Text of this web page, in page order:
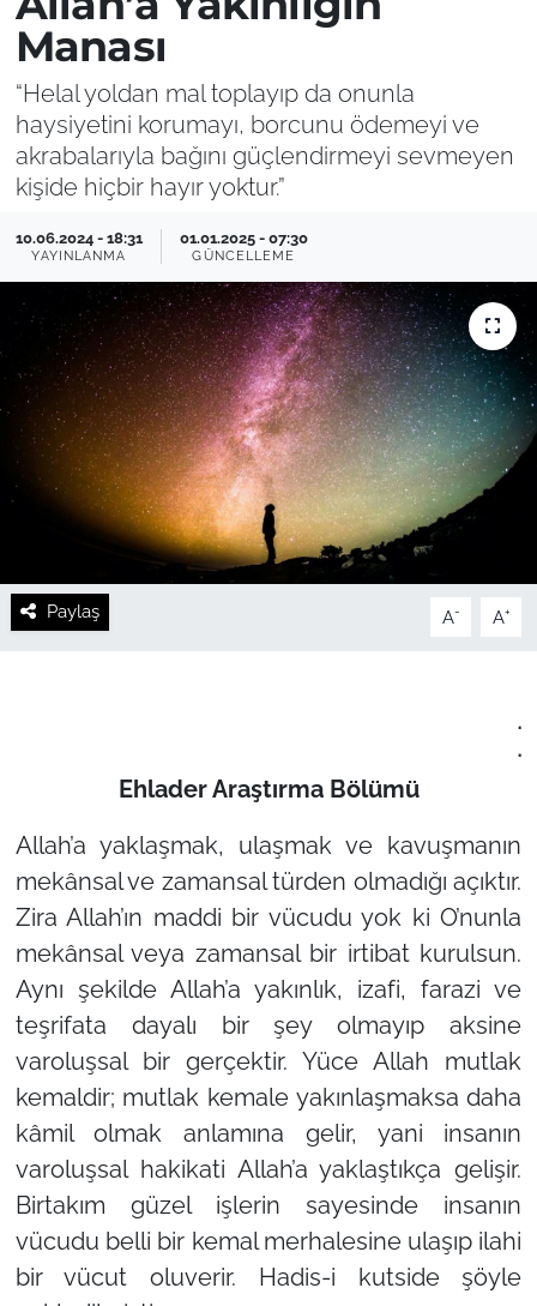
Manası
“Helal yoldan mal toplayıp da onunla
haysiyetini korumayı, borcunu ödemeyi ve
akrabalarıyla bağını güçlendirmeyi sevmeyen
kişide hiçbir hayır yoktur.”
10.06.2024 - 18:31
YAYINLANMA
01.01.2025 - 07:30
GÜNCELLEME
Paylaş A- A+
.
.
Ehlader Araştırma Bölümü
Allah’a yaklaşmak, ulaşmak ve kavuşmanın
mekânsal ve zamansal türden olmadığı açıktır.
Zira Allah’ın maddi bir vücudu yok ki O’nunla
mekânsal veya zamansal bir irtibat kurulsun.
Aynı şekilde Allah’a yakınlık, izafi, farazi ve
teşrifata dayalı bir şey olmayıp aksine
varoluşsal bir gerçektir. Yüce Allah mutlak
kemaldir; mutlak kemale yakınlaşmaksa daha
kâmil olmak anlamına gelir, yani insanın
varoluşsal hakikati Allah’a yaklaştıkça gelişir.
Birtakım güzel işlerin sayesinde insanın
vücudu belli bir kemal merhalesine ulaşıp ilahi
bir vücut oluverir. Hadis-i kutside şöyle